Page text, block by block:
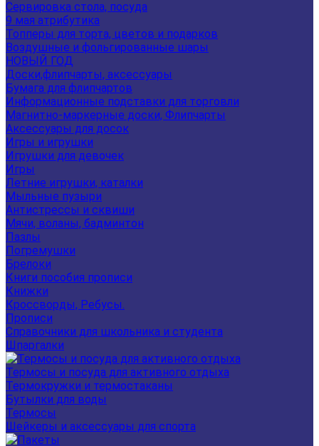
Сервировка стола, посуда
9 мая атрибутика
Топперы для торта, цветов и подарков
Воздушные и фольгированные шары
НОВЫЙ ГОД
Доски,флипчарты, аксессуары
Бумага для флипчартов
Информационные подставки для торговли
Магнитно-маркерные доски, Флипчарты
Аксессуары для досок
Игры и игрушки
Игрушки для девочек
Игры
Летние игрушки, каталки
Мыльные пузыри
Антистрессы и сквиши
Мячи, воланы, бадминтон
Пазлы
Погремушки
Брелоки
Книги пособия прописи
Книжки
Кроссворды, Ребусы.
Прописи
Справочники для школьника и студента
Шпаргалки
Термосы и посуда для активного отдыха
Термокружки и термостаканы
Бутылки для воды
Термосы
Шейкеры и аксессуары для спорта